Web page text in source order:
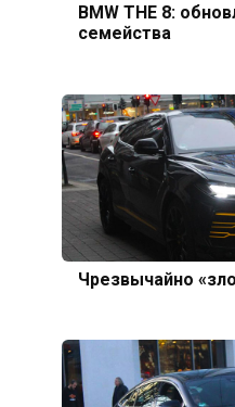
BMW THE 8:
семейства
Чрезвычайно